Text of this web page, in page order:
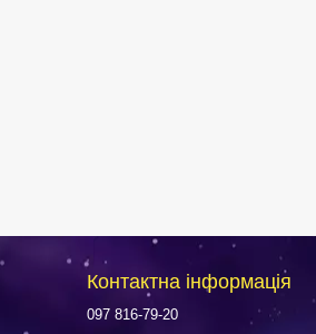
Контактна інформація
097 816-79-20